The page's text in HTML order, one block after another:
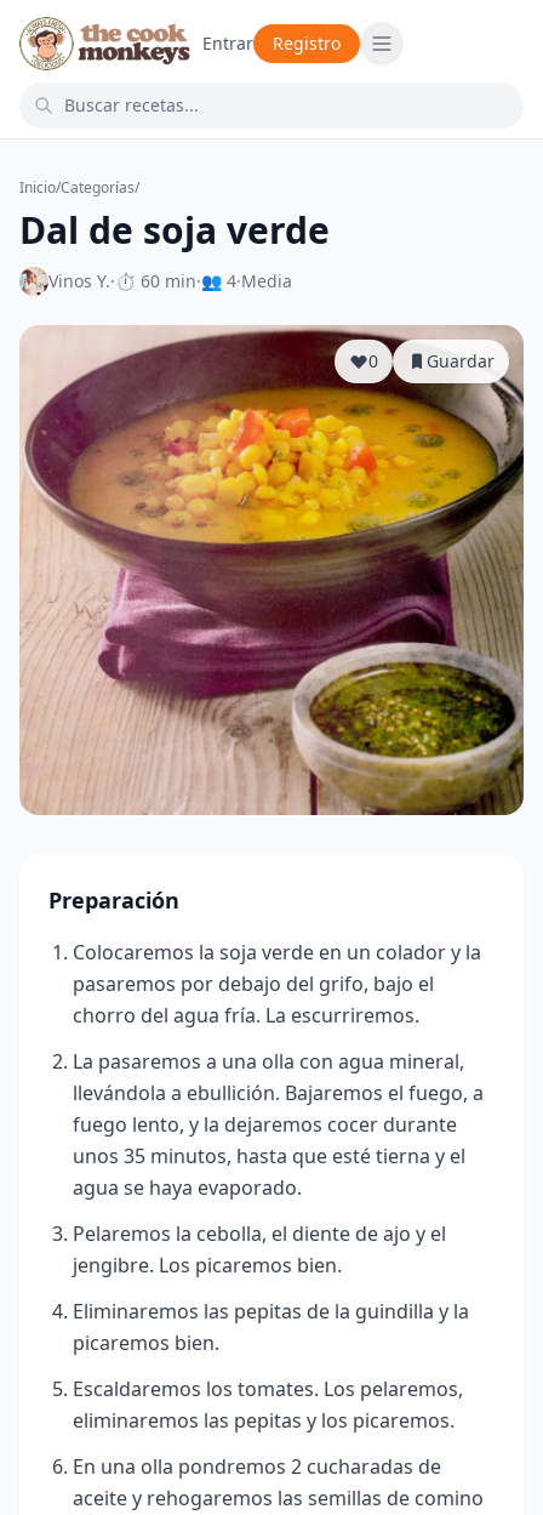
Entrar Registro
Inicio/Categorías/
Dal de soja verde
Vinos Y.·⏱ 60 min·👥 4·Media
0 Guardar
Preparación
Colocaremos la soja verde en un colador y la
pasaremos por debajo del grifo, bajo el
chorro del agua fría. La escurriremos.
La pasaremos a una olla con agua mineral,
llevándola a ebullición. Bajaremos el fuego, a
fuego lento, y la dejaremos cocer durante
unos 35 minutos, hasta que esté tierna y el
agua se haya evaporado.
Pelaremos la cebolla, el diente de ajo y el
jengibre. Los picaremos bien.
Eliminaremos las pepitas de la guindilla y la
picaremos bien.
Escaldaremos los tomates. Los pelaremos,
eliminaremos las pepitas y los picaremos.
En una olla pondremos 2 cucharadas de
aceite y rehogaremos las semillas de comino